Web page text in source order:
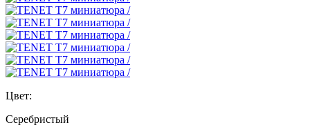
Цвет:
Серебристый